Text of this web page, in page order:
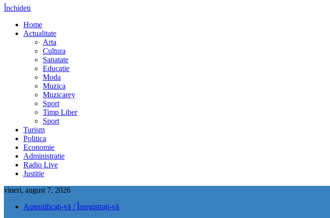
Închideti
Home
Actualitate
Arta
Cultura
Sanatate
Educatie
Moda
Muzica
Muzicarey
Sport
Timp Liber
Sport
Turism
Politica
Economie
Administratie
Radio Live
Justitie
vineri, august 7, 2026
Autentificați-vă / Înregistrați-vă